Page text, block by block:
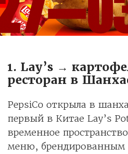
1. Lay’s →
ресторан в
PepsiCo открыла в
первый в Китае Lay’s
временное
меню, брендированным